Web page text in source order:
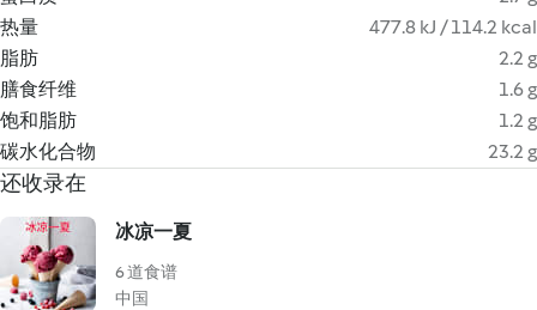
热量
477.8 kJ / 114.2 kcal
脂肪
2.2 g
膳食纤维
1.6 g
饱和脂肪
1.2 g
碳水化合物
23.2 g
还收录在
冰凉一夏
6 道食谱
中国